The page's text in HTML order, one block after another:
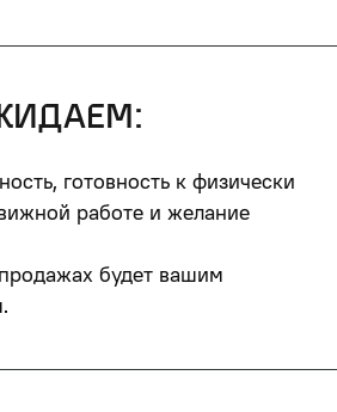
готовность к физически
работе и желание
будет вашим